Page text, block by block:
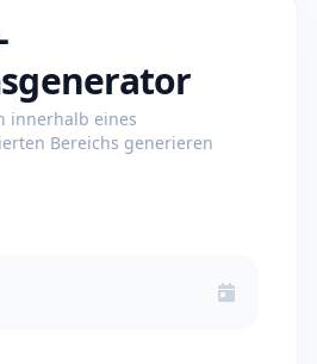
innerhalb eines
Bereichs generieren